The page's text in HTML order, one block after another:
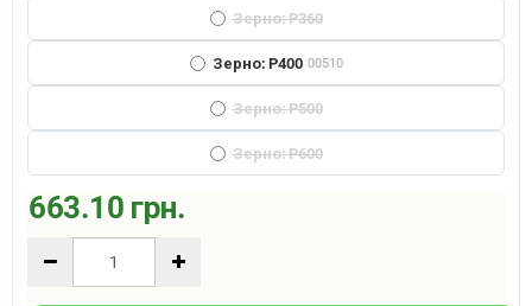
Зерно: P360
Зерно: P400 00510
Зерно: P500
Зерно: P600
663.10 грн.